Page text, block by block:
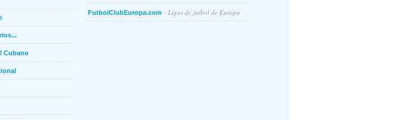
Cubano
FutbolClubEuropa.com - Ligas de futbol de Europa